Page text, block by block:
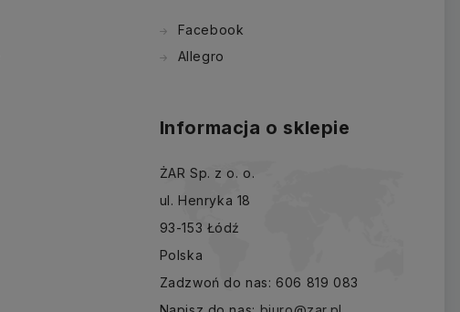
Facebook
Allegro
Informacja o sklepie
ŻAR Sp. z o. o.
ul. Henryka 18
93-153 Łódź
Polska
Zadzwoń do nas: 606 819 083